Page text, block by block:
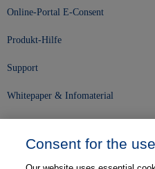
Online-Portal E-Consent
Produkt-Hilfe
Support
Whitepaper & Infomaterial
Consent for the